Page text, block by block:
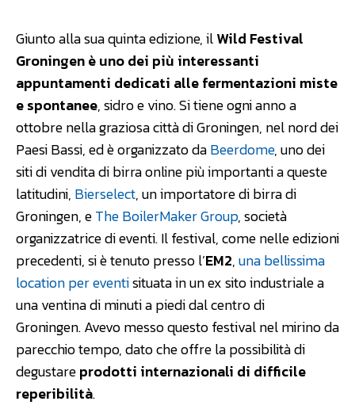
Giunto alla sua quinta edizione, ilWild Festival
Groningen è uno dei più interessanti
appuntamenti dedicati alle fermentazioni miste
e spontanee, sidro e vino. Si tiene ogni anno a
ottobre nella graziosa città di Groningen, nel nord dei
Paesi Bassi, ed è organizzato daBeerdome, uno dei
siti di vendita di birra online più importanti a queste
latitudini, Bierselect, un importatore di birra di
Groningen, eThe BoilerMaker Group, società
organizzatrice di eventi. Il festival, come nelle edizioni
precedenti, si è tenuto presso l’EM2,una bellissima
location per eventisituata in un ex sito industriale a
una ventina di minuti a piedi dal centro di
Groningen. Avevo messo questo festival nel mirino da
parecchio tempo, dato che offre la possibilità di
degustareprodotti internazionali di difficile
reperibilità.